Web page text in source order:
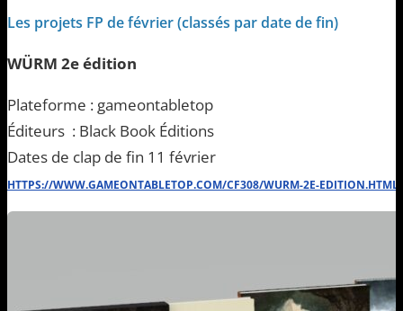
Les projets FP de février (classés par date de fin)
WÜRM 2e édition
Plateforme : gameontabletop
Éditeurs : Black Book Éditions
Dates de clap de fin 11 février
HTTPS://WWW.GAMEONTABLETOP.COM/CF308/WURM-2E-EDITION.HTML